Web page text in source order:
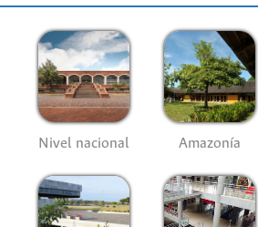
Nivel nacional Amazonía